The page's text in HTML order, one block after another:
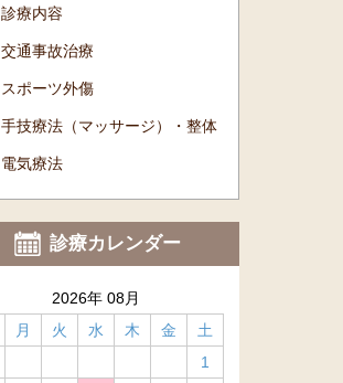
診療内容
交通事故治療
スポーツ外傷
手技療法（マッサージ）・整体
電気療法
診療カレンダー
2026年 08月
月 火 水 木 金
土
1